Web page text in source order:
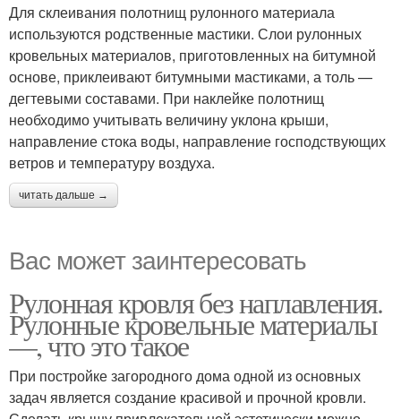
Для склеивания полотнищ рулонного материала
используются родственные мастики. Слои рулонных
кровельных материалов, приготовленных на битумной
основе, приклеивают битумными мастиками, а толь —
дегтевыми составами. При наклейке полотнищ
необходимо учитывать величину уклона крыши,
направление стока воды, направление господствующих
ветров и температуру воздуха.
читать дальше →
Вас может заинтересовать
Рулонная кровля без наплавления.
Рулонные кровельные материалы
—, что это такое
При постройке загородного дома одной из основных
задач является создание красивой и прочной кровли.